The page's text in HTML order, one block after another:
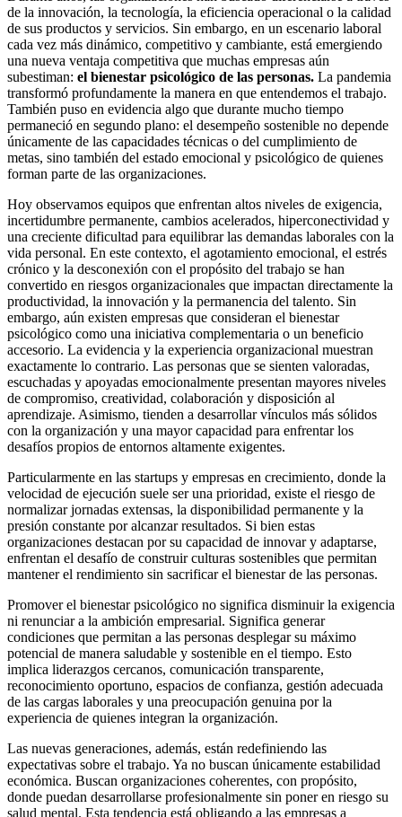
de la innovación, la tecnología, la eficiencia operacional o la calidad
de sus productos y servicios. Sin embargo, en un escenario laboral
cada vez más dinámico, competitivo y cambiante, está emergiendo
una nueva ventaja competitiva que muchas empresas aún
subestiman: el bienestar psicológico de las personas. La pandemia
transformó profundamente la manera en que entendemos el trabajo.
También puso en evidencia algo que durante mucho tiempo
permaneció en segundo plano: el desempeño sostenible no depende
únicamente de las capacidades técnicas o del cumplimiento de
metas, sino también del estado emocional y psicológico de quienes
forman parte de las organizaciones.
Hoy observamos equipos que enfrentan altos niveles de exigencia,
incertidumbre permanente, cambios acelerados, hiperconectividad y
una creciente dificultad para equilibrar las demandas laborales con la
vida personal. En este contexto, el agotamiento emocional, el estrés
crónico y la desconexión con el propósito del trabajo se han
convertido en riesgos organizacionales que impactan directamente la
productividad, la innovación y la permanencia del talento. Sin
embargo, aún existen empresas que consideran el bienestar
psicológico como una iniciativa complementaria o un beneficio
accesorio. La evidencia y la experiencia organizacional muestran
exactamente lo contrario. Las personas que se sienten valoradas,
escuchadas y apoyadas emocionalmente presentan mayores niveles
de compromiso, creatividad, colaboración y disposición al
aprendizaje. Asimismo, tienden a desarrollar vínculos más sólidos
con la organización y una mayor capacidad para enfrentar los
desafíos propios de entornos altamente exigentes.
Particularmente en las startups y empresas en crecimiento, donde la
velocidad de ejecución suele ser una prioridad, existe el riesgo de
normalizar jornadas extensas, la disponibilidad permanente y la
presión constante por alcanzar resultados. Si bien estas
organizaciones destacan por su capacidad de innovar y adaptarse,
enfrentan el desafío de construir culturas sostenibles que permitan
mantener el rendimiento sin sacrificar el bienestar de las personas.
Promover el bienestar psicológico no significa disminuir la exigencia
ni renunciar a la ambición empresarial. Significa generar
condiciones que permitan a las personas desplegar su máximo
potencial de manera saludable y sostenible en el tiempo. Esto
implica liderazgos cercanos, comunicación transparente,
reconocimiento oportuno, espacios de confianza, gestión adecuada
de las cargas laborales y una preocupación genuina por la
experiencia de quienes integran la organización.
Las nuevas generaciones, además, están redefiniendo las
expectativas sobre el trabajo. Ya no buscan únicamente estabilidad
económica. Buscan organizaciones coherentes, con propósito,
donde puedan desarrollarse profesionalmente sin poner en riesgo su
salud mental. Esta tendencia está obligando a las empresas a